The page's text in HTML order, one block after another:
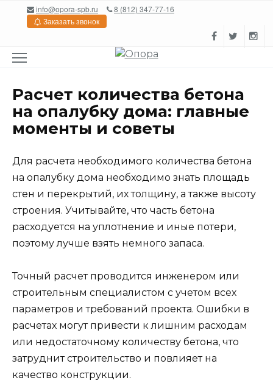
Перейтиinfo@opora-spb.ru
8 (812) 347-77-16
Заказать звонок
Расчет количества бетона
на опалубку дома: главные
моменты и советы
Для расчета необходимого количества бетона
на опалубку дома необходимо знать площадь
стен и перекрытий, их толщину, а также высоту
строения. Учитывайте, что часть бетона
расходуется на уплотнение и иные потери,
поэтому лучше взять немного запаса.
Точный расчет проводится инженером или
строительным специалистом с учетом всех
параметров и требований проекта. Ошибки в
расчетах могут привести к лишним расходам
или недостаточному количеству бетона, что
затруднит строительство и повлияет на
качество конструкции.